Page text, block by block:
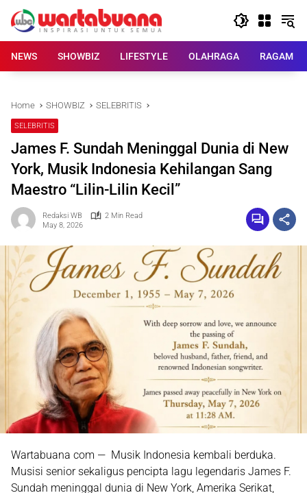
content
NEWS
SHOWBIZ LIFESTYLE OLAHRAGA RAGAM
Home SHOWBIZ SELEBRITIS
SELEBRITIS
James F. Sundah Meninggal Dunia di New
York, Musik Indonesia Kehilangan Sang
Maestro “Lilin-Lilin Kecil”
Redaksi WB
2 Min Read
May 8, 2026
Wartabuana com — Musik Indonesia kembali berduka.
Musisi senior sekaligus pencipta lagu legendaris James F.
Sundah meninggal dunia di New York, Amerika Serikat,